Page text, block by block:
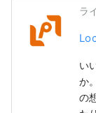
ラ
い
か
の